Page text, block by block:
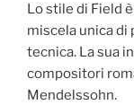
Lo stile di Field
miscela unica
tecnica. La sua
compositori
Mendelssohn.